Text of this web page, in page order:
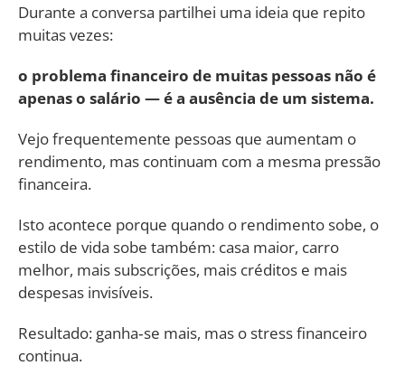
Durante a conversa partilhei uma ideia que repito
muitas vezes:
o problema financeiro de muitas pessoas não é
apenas o salário — é a ausência de um sistema.
Vejo frequentemente pessoas que aumentam o
rendimento, mas continuam com a mesma pressão
financeira.
Isto acontece porque quando o rendimento sobe, o
estilo de vida sobe também: casa maior, carro
melhor, mais subscrições, mais créditos e mais
despesas invisíveis.
Resultado: ganha‑se mais, mas o stress financeiro
continua.